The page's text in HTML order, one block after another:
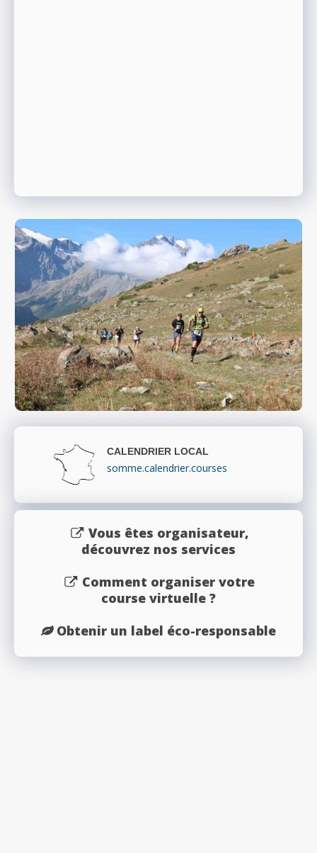
CALENDRIER LOCAL
somme.calendrier.courses
Vous êtes organisateur,
découvrez nos services
Comment organiser votre
course virtuelle ?
Obtenir un label éco-responsable